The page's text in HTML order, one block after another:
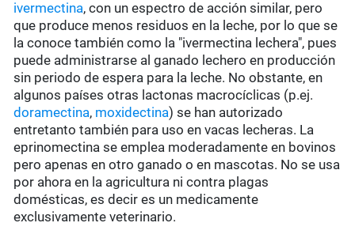
ivermectina, con un espectro de acción similar, pero
que produce menos residuos en la leche, por lo que se
la conoce también como la "ivermectina lechera", pues
puede administrarse al ganado lechero en producción
sin periodo de espera para la leche. No obstante, en
algunos países otras lactonas macrocíclicas (p.ej.
doramectina, moxidectina) se han autorizado
entretanto también para uso en vacas lecheras. La
eprinomectina se emplea moderadamente en bovinos
pero apenas en otro ganado o en mascotas. No se usa
por ahora en la agricultura ni contra plagas
domésticas, es decir es un medicamente
exclusivamente veterinario.